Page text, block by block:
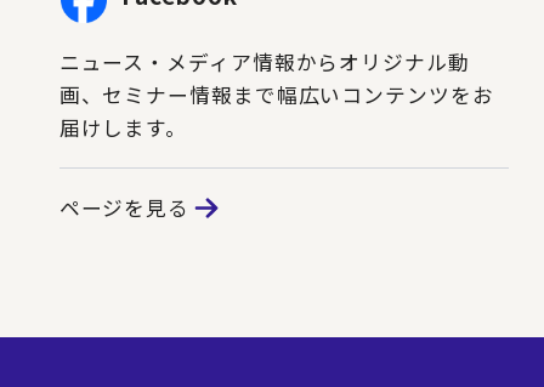
ニュース・メディア情報からオリジナル動
画、セミナー情報まで幅広いコンテンツをお
届けします。
ページを見る